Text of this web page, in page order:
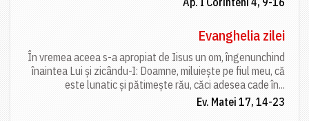
Evanghelia zilei
În vremea aceea s-a apropiat de Iisus un om, îngenunchind
înaintea Lui și zicându-I: Doamne, miluiește pe fiul meu, că
este lunatic și pătimește rău, căci adesea cade în...
Ev. Matei 17, 14-23